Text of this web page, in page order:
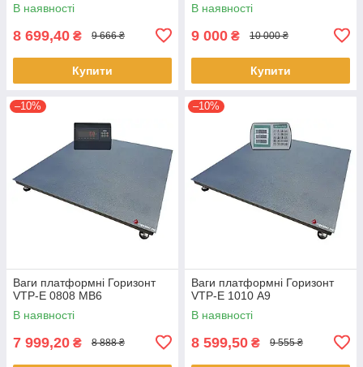
В наявності
8 699,40 ₴ 9 666 ₴
Купити
В наявності
9 000 ₴ 10 000 ₴
Купити
–10%
Ваги платформні Горизонт
VTP-Е 0808 MB6
В наявності
7 999,20 ₴ 8 888 ₴
–10%
Ваги платформні Горизонт
VTP-Е 1010 А9
В наявності
8 599,50 ₴ 9 555 ₴